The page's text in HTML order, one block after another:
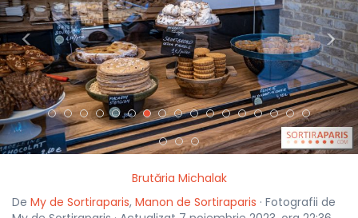
< >
Brutăria Michalak
De My de Sortiraparis, Manon de Sortiraparis · Fotografii de